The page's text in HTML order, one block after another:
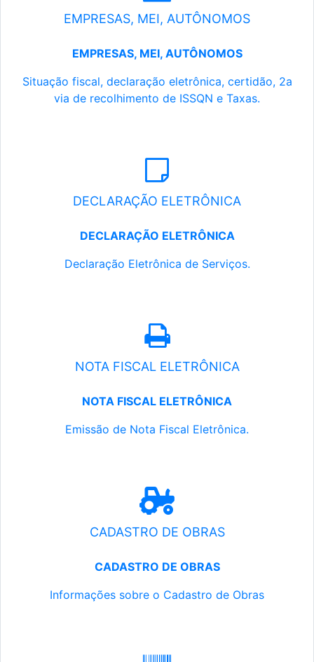
EMPRESAS, MEI, AUTÔNOMOS
EMPRESAS, MEI, AUTÔNOMOS
Situação fiscal, declaração eletrônica, certidão, 2a
via de recolhimento de ISSQN e Taxas.
DECLARAÇÃO ELETRÔNICA
DECLARAÇÃO ELETRÔNICA
Declaração Eletrônica de Serviços.
NOTA FISCAL ELETRÔNICA
NOTA FISCAL ELETRÔNICA
Emissão de Nota Fiscal Eletrônica.
CADASTRO DE OBRAS
CADASTRO DE OBRAS
Informações sobre o Cadastro de Obras